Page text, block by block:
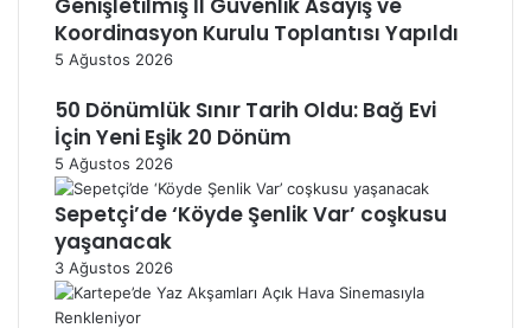
Genişletilmiş İl Güvenlik Asayiş ve
Koordinasyon Kurulu Toplantısı Yapıldı
5 Ağustos 2026
50 Dönümlük Sınır Tarih Oldu: Bağ Evi
İçin Yeni Eşik 20 Dönüm
5 Ağustos 2026
Sepetçi’de ‘Köyde Şenlik Var’ coşkusu
yaşanacak
3 Ağustos 2026